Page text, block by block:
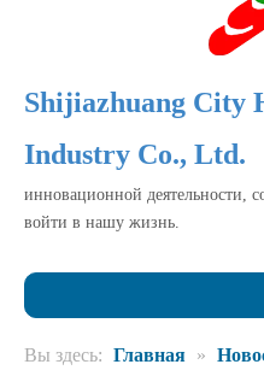
Shijiazhuang City
Industry Co., Ltd.
инновационной деятельности,
войти в нашу жизнь.
Вы здесь: Главная »